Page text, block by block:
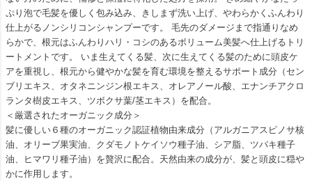
ぷり泡で毛髪を優しく包み込み、きしまず洗い上げ、やわらかくふんわり
仕上がるノンシリコンシャンプーです。 毛先のダメージまで指通りなめ
らかで、根元はふんわりハリ・コシのあるボリューム美髪へ仕上げるトリ
ートメントです。 いま生えてくる髪、次に生えてくる髪のために頭皮ケ
アを重視し、根元から健やかな髪を育む環境を整えるサポート成分（セン
ブリエキス、オタネニンジン根エキス、オレアノール酸、エナンチアクロ
ランタ樹皮エキス、ツボクサ葉/茎エキス）を配合。
＜厳選されたオーガニック成分＞
髪に優しい６種のオーガニック認証植物由来成分（アルガニアスピノサ核
油、オリーブ果実油、クダモノトケイソウ種子油、シア脂、ツバキ種子
油、ヒマワリ種子油）を贅沢に配合。天然由来の成分が、髪と頭皮に穏や
かに作用します。